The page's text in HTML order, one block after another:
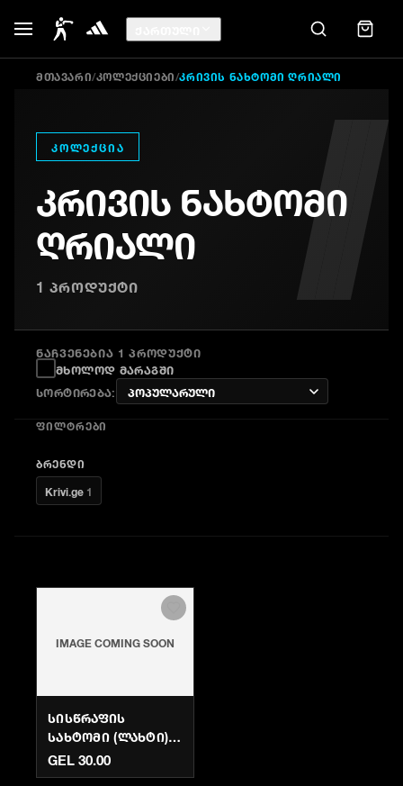
ᲛᲗᲐᲕᲐᲠᲘ/ᲙᲝᲚᲔᲥᲪᲘᲔᲑᲘ/ᲙᲠᲘᲕᲘᲡ ᲜᲐᲮᲢᲝᲛᲘ ᲦᲠᲘᲐᲚᲘ
ᲙᲝᲚᲔᲥᲪᲘᲐ
ᲙᲠᲘᲕᲘᲡ ᲜᲐᲮᲢᲝᲛᲘ
ᲦᲠᲘᲐᲚᲘ
1 ᲞᲠᲝᲓᲣᲥᲢᲘ
ᲜᲐᲩᲕᲔᲜᲔᲑᲘᲐ 1 ᲞᲠᲝᲓᲣᲥᲢᲘ
მხოლოდ მარაგში
სორტირება:
ᲤᲘᲚᲢᲠᲔᲑᲘ
ᲑᲠᲔᲜᲓᲘ
Krivi.ge1
IMAGE COMING SOON
ᲡᲘᲡᲬᲠᲐᲤᲘᲡ
ᲡᲐᲮᲢᲝᲛᲘ (ᲚᲐᲮᲢᲘ)
ᲕᲐᲠᲯᲘᲨᲘᲡᲗᲕᲘᲡ |
KRIVI.GE
GEL 30.00